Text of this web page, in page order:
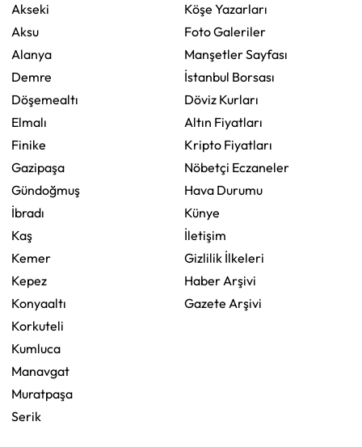
Akseki
Aksu
Alanya
Demre
Döşemealtı
Elmalı
Finike
Gazipaşa
Gündoğmuş
İbradı
Kaş
Kemer
Kepez
Konyaaltı
Korkuteli
Kumluca
Manavgat
Muratpaşa
Serik
Köşe Yazarları
Foto Galeriler
Manşetler Sayfası
İstanbul Borsası
Döviz Kurları
Altın Fiyatları
Kripto Fiyatları
Nöbetçi Eczaneler
Hava Durumu
Künye
İletişim
Gizlilik İlkeleri
Haber Arşivi
Gazete Arşivi